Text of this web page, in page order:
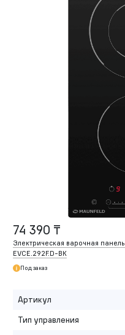
74 390 ₸
Электрическая варочная панель
EVCE.292F.D-BK
Под заказ
Артикул
Тип управления